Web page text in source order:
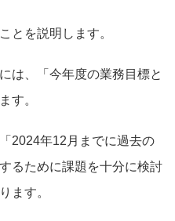
とを説明します。
は、「今年度の業務目標と
す。
2024年12月までに過去の
るために課題を十分に検討
ます。